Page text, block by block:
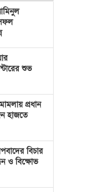
শুভ
প্রধান
হাজতে
বিচার
ও বিক্ষোভ